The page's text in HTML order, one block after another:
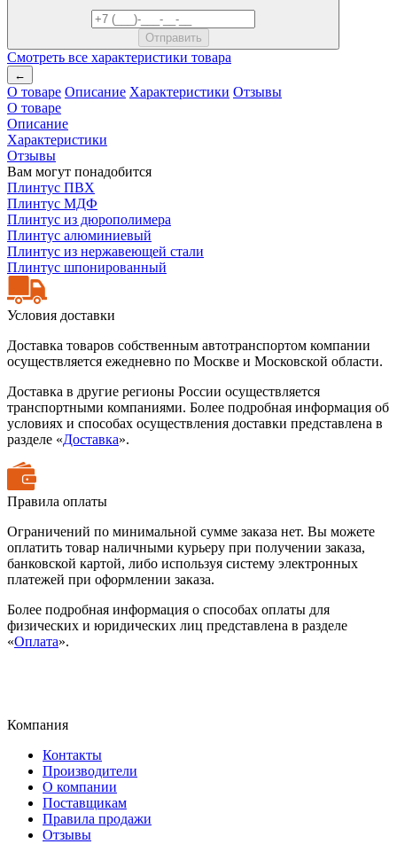
Смотреть все характеристики товара
←
О товаре Описание Характеристики Отзывы
О товаре
Описание
Характеристики
Отзывы
Вам могут понадобится
Плинтус ПВХ
Плинтус МДФ
Плинтус из дюрополимера
Плинтус алюминиевый
Плинтус из нержавеющей стали
Плинтус шпонированный
Условия доставки
Доставка товаров собственным автотранспортом компании
осуществляется ежедневно по Москве и Московской области.
Доставка в другие регионы России осуществляется
транспортными компаниями. Более подробная информация об
условиях и способах осуществления доставки представлена в
разделе «Доставка».
Правила оплаты
Ограничений по минимальной сумме заказа нет. Вы можете
оплатить товар наличными курьеру при получении заказа,
банковской картой, либо используя систему электронных
платежей при оформлении заказа.
Более подробная информация о способах оплаты для
физических и юридических лиц представлена в разделе
«Оплата».
Компания
Контакты
Производители
О компании
Поставщикам
Правила продажи
Отзывы